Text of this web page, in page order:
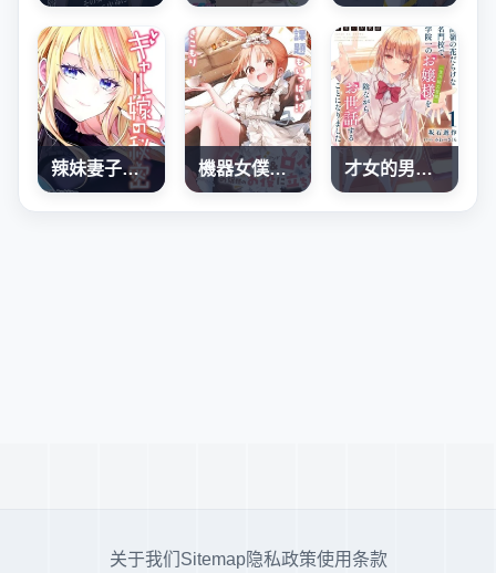
辣妹妻子的秘密 機器女僕想幫上大小姐的忙 才女的男保姆
关于我们 Sitemap隐私政策使用条款